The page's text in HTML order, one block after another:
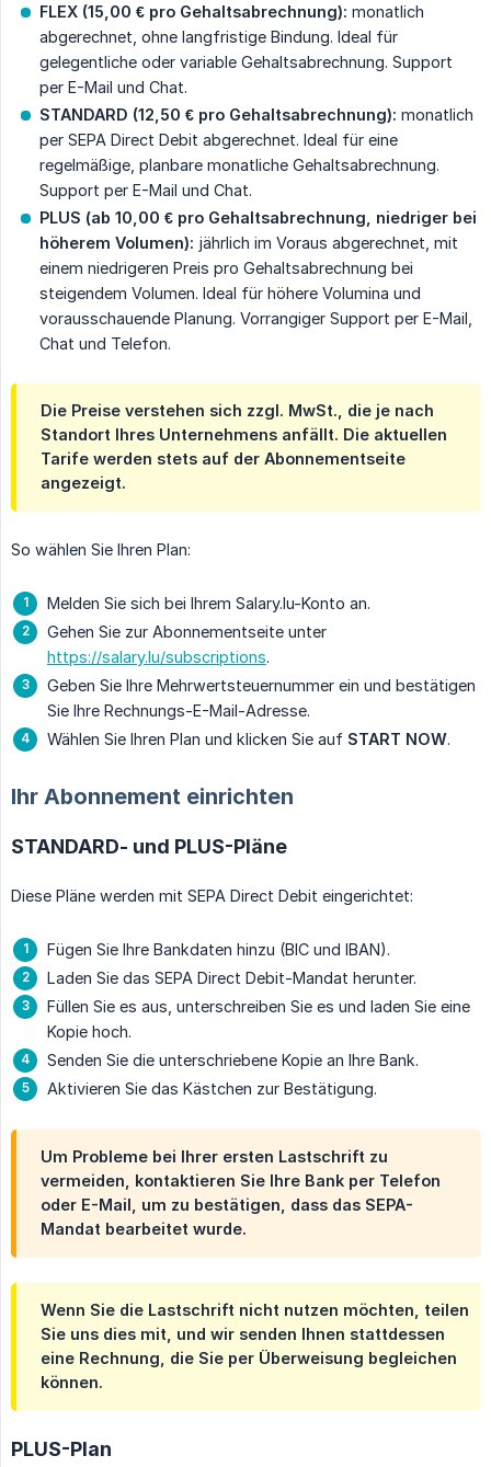
FLEX (15,00 € pro Gehaltsabrechnung): monatlich
abgerechnet, ohne langfristige Bindung. Ideal für
gelegentliche oder variable Gehaltsabrechnung. Support
per E-Mail und Chat.
STANDARD (12,50 € pro Gehaltsabrechnung): monatlich
per SEPA Direct Debit abgerechnet. Ideal für eine
regelmäßige, planbare monatliche Gehaltsabrechnung.
Support per E-Mail und Chat.
PLUS (ab 10,00 € pro Gehaltsabrechnung, niedriger bei
höherem Volumen): jährlich im Voraus abgerechnet, mit
einem niedrigeren Preis pro Gehaltsabrechnung bei
steigendem Volumen. Ideal für höhere Volumina und
vorausschauende Planung. Vorrangiger Support per E-Mail,
Chat und Telefon.
Die Preise verstehen sich zzgl. MwSt., die je nach
Standort Ihres Unternehmens anfällt. Die aktuellen
Tarife werden stets auf der Abonnementseite
angezeigt.
So wählen Sie Ihren Plan:
Melden Sie sich bei Ihrem Salary.lu-Konto an.
Gehen Sie zur Abonnementseite unter
https://salary.lu/subscriptions.
Geben Sie Ihre Mehrwertsteuernummer ein und bestätigen
Sie Ihre Rechnungs-E-Mail-Adresse.
Wählen Sie Ihren Plan und klicken Sie auf START NOW.
Ihr Abonnement einrichten
STANDARD- und PLUS-Pläne
Diese Pläne werden mit SEPA Direct Debit eingerichtet:
Fügen Sie Ihre Bankdaten hinzu (BIC und IBAN).
Laden Sie das SEPA Direct Debit-Mandat herunter.
Füllen Sie es aus, unterschreiben Sie es und laden Sie eine
Kopie hoch.
Senden Sie die unterschriebene Kopie an Ihre Bank.
Aktivieren Sie das Kästchen zur Bestätigung.
Um Probleme bei Ihrer ersten Lastschrift zu
vermeiden, kontaktieren Sie Ihre Bank per Telefon
oder E-Mail, um zu bestätigen, dass das SEPA-
Mandat bearbeitet wurde.
Wenn Sie die Lastschrift nicht nutzen möchten, teilen
Sie uns dies mit, und wir senden Ihnen stattdessen
eine Rechnung, die Sie per Überweisung begleichen
können.
PLUS-Plan